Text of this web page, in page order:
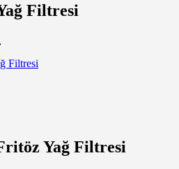
Filtresi
Yağ Filtresi